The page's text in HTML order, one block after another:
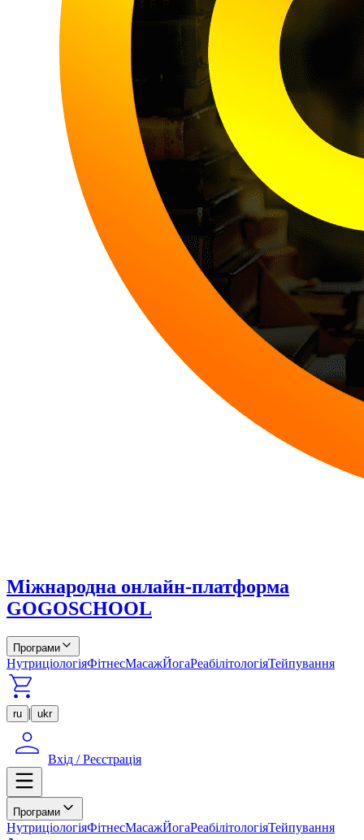
Міжнародна онлайн-платформа
GOGOSCHOOL
Програми
НутриціологіяФітнесМасажЙогаРеабілітологіяТейпування
ru | ukr
Вхід / Реєстрація
Програми
НутриціологіяФітнесМасажЙогаРеабілітологіяТейпування